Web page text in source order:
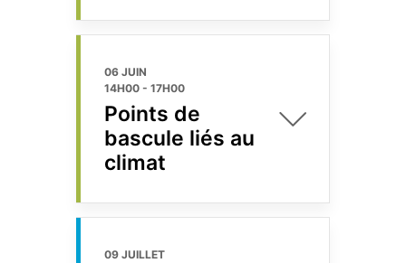
06 JUIN
14H00 - 17H00
Points de
bascule liés au
climat
09 JUILLET